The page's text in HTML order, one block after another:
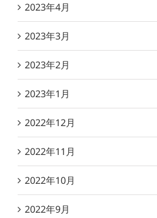
2023年4月
2023年3月
2023年2月
2023年1月
2022年12月
2022年11月
2022年10月
2022年9月